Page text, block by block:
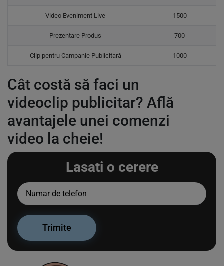
Video Eveniment Live 1500
Prezentare Produs 700
Clip pentru Campanie Publicitară 1000
Cât costă să faci un
videoclip publicitar? Află
avantajele unei comenzi
video la cheie!
Lasati o cerere